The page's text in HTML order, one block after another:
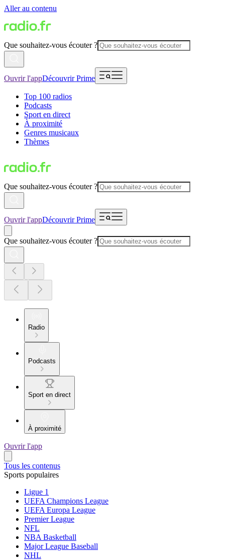
Aller au contenu
Que souhaitez-vous écouter ?
Ouvrir l'appDécouvrir Prime
Top 100 radios
Podcasts
Sport en direct
À proximité
Genres musicaux
Thèmes
Que souhaitez-vous écouter ?
Ouvrir l'appDécouvrir Prime
Que souhaitez-vous écouter ?
Radio
Podcasts
Sport en direct
À proximité
Ouvrir l'app
Tous les contenus
Sports populaires
Ligue 1
UEFA Champions League
UEFA Europa League
Premier League
NFL
NBA Basketball
Major League Baseball
NHL